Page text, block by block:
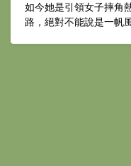
如今她是引領女子摔角
路，絕對不能說是一帆